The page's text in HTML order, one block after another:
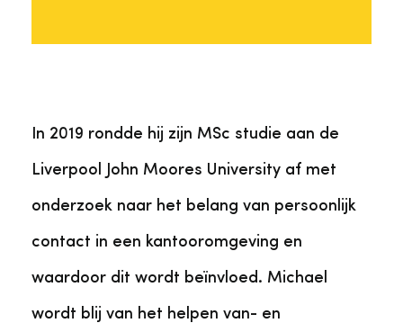
In 2019 rondde hij zijn MSc studie aan de
Liverpool John Moores University af met
onderzoek naar het belang van persoonlijk
contact in een kantooromgeving en
waardoor dit wordt beïnvloed. Michael
wordt blij van het helpen van- en